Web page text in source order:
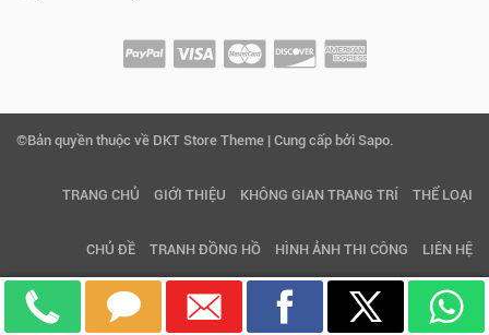
©Bản quyền thuộc về DKT Store Theme | Cung cấp bởi Sapo.
TRANG CHỦ GIỚI THIỆU KHÔNG GIAN TRANG TRÍ THỂ LOẠI
CHỦ ĐỀ TRANH ĐỒNG HỒ HÌNH ẢNH THI CÔNG LIÊN HỆ